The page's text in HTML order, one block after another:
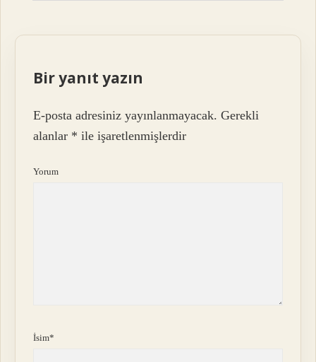
Bir yanıt yazın
E-posta adresiniz yayınlanmayacak. Gerekli
alanlar * ile işaretlenmişlerdir
Yorum
İsim*